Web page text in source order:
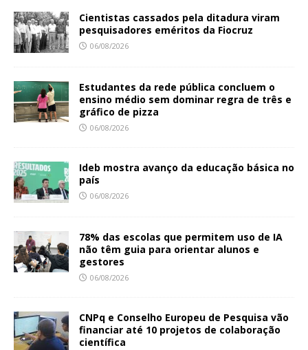
Cientistas cassados pela ditadura viram
pesquisadores eméritos da Fiocruz
06/08/2026
Estudantes da rede pública concluem o
ensino médio sem dominar regra de três e
gráfico de pizza
06/08/2026
Ideb mostra avanço da educação básica no
país
06/08/2026
78% das escolas que permitem uso de IA
não têm guia para orientar alunos e
gestores
06/08/2026
CNPq e Conselho Europeu de Pesquisa vão
financiar até 10 projetos de colaboração
científica